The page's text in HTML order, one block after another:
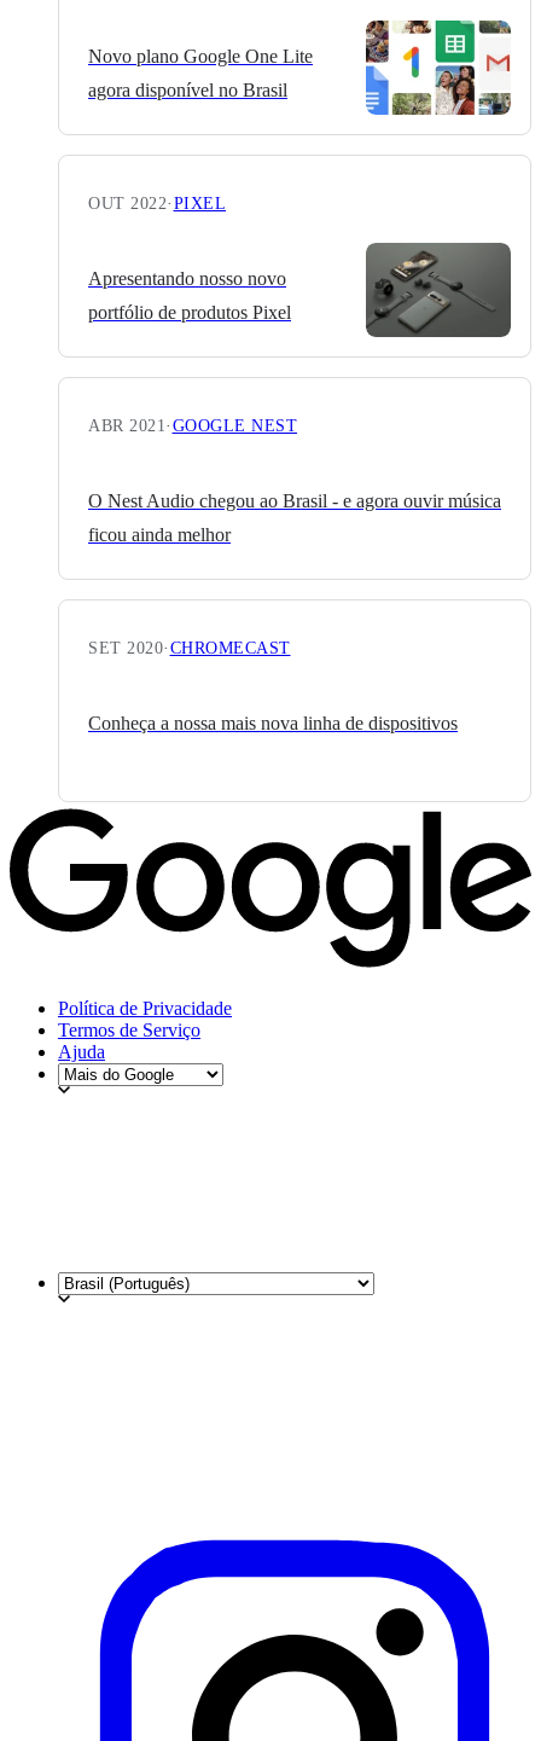
Novo plano Google One Lite
agora disponível no Brasil
OUT 2022· PIXEL
Apresentando nosso novo
portfólio de produtos Pixel
ABR 2021 · GOOGLE NEST
O Nest Audio chegou ao Brasil - e agora ouvir música
ficou ainda melhor
SET 2020· CHROMECAST
Conheça a nossa mais nova linha de dispositivos
Política de Privacidade
Termos de Serviço
Ajuda